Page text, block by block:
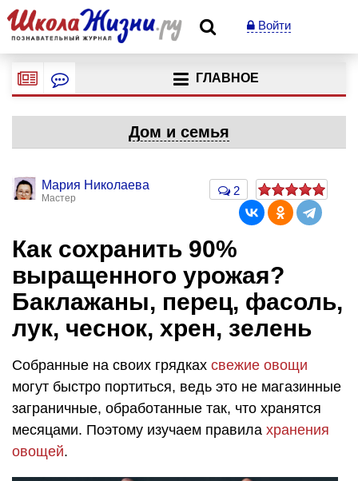
Войти
ГЛАВНОЕ
Дом и семья
Мария Николаева
Мастер
2
Как сохранить 90%
выращенного урожая?
Баклажаны, перец, фасоль,
лук, чеснок, хрен, зелень
Собранные на своих грядках свежие овощи
могут быстро портиться, ведь это не магазинные
заграничные, обработанные так, что хранятся
месяцами. Поэтому изучаем правила хранения
овощей.